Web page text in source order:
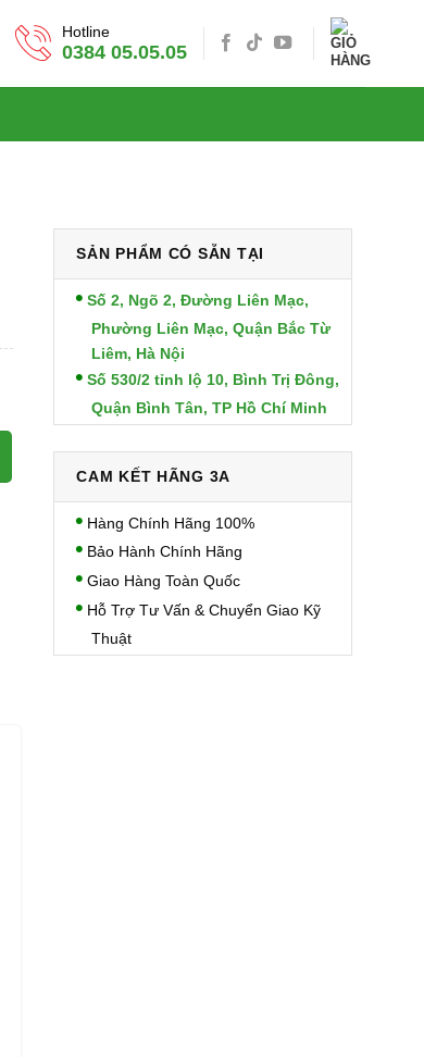
Hotline
0384 05.05.05
SẢN PHẨM CÓ SẴN TẠI
Số 2, Ngõ 2, Đường Liên Mạc,
Phường Liên Mạc, Quận Bắc Từ
Liêm, Hà Nội
Số 530/2 tỉnh lộ 10, Bình Trị Đông,
Quận Bình Tân, TP Hồ Chí Minh
CAM KẾT HÃNG 3A
Hàng Chính Hãng 100%
Bảo Hành Chính Hãng
Giao Hàng Toàn Quốc
Hỗ Trợ Tư Vấn & Chuyển Giao Kỹ
Thuật